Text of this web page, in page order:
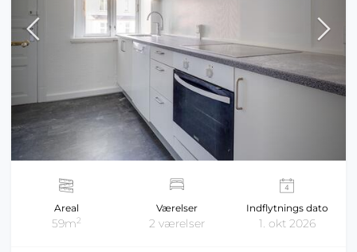
Areal
59m2
Værelser
2 værelser
Indflytnings dato
1. okt 2026